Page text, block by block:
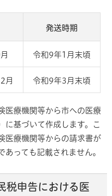
発送時期
令和9年1月末頃
月 令和9年3月末頃
医療機関等から市への医療
に基づいて作成します。こ
医療機関等からの請求書が
っても記載されません。
税申告における医